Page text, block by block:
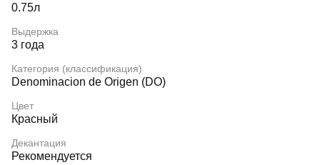
0.75л
Выдержка
3 года
Категория (классификация)
Denominacion de Origen (DO)
Цвет
Красный
Декантация
Рекомендуется